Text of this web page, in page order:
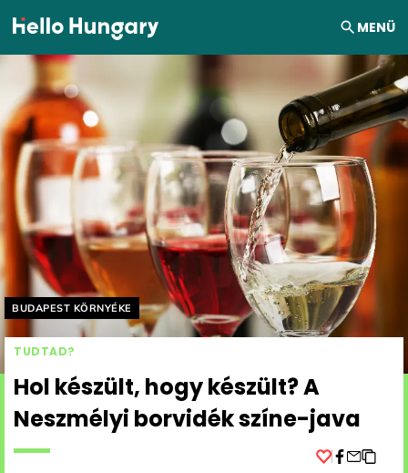
Ugrás a tartalomhoz MENÜ
Helyszín címkék:
BUDAPEST KÖRNYÉKE
TUDTAD?
Hol készült, hogy készült? A
Neszmélyi borvidék színe-java